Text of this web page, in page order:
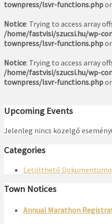
townpress/lsvr-functions.php
Notice: Trying to access array
/home/fastvisi/szucsi.hu/wp-
townpress/lsvr-functions.php
Notice: Trying to access array
/home/fastvisi/szucsi.hu/wp-
townpress/lsvr-functions.php
Upcoming Events
Jelenleg nincs közelgő
Categories
Letölthető
Town Notices
Annual Marathon